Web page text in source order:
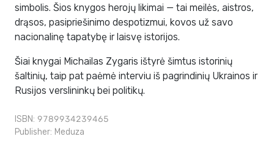
simbolis. Šios knygos herojų likimai — tai meilės, aistros,
drąsos, pasipriešinimo despotizmui, kovos už savo
nacionalinę tapatybę ir laisvę istorijos.
Šiai knygai Michailas Zygaris ištyrė šimtus istorinių
šaltinių, taip pat paėmė interviu iš pagrindinių Ukrainos ir
Rusijos verslininkų bei politikų.
ISBN: 9789934239465
Publisher: Meduza